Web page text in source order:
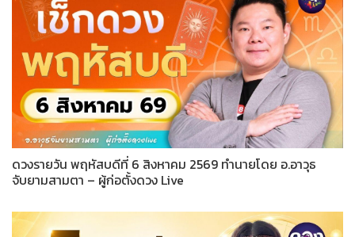
ดวงรายวัน พฤหัสบดีที่ 6 สิงหาคม 2569 ทำนายโดย อ.อาวุธ
จับยามสามตา – ผู้ก่อตั้งดวง Live